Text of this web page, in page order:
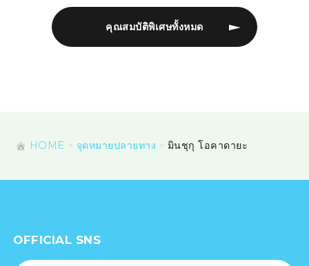
คุณสมบัติพิเศษทั้งหมด
HOME จุดหมายปลายทาง มินชุกุ โอคาดายะ
OFFICIAL SNS